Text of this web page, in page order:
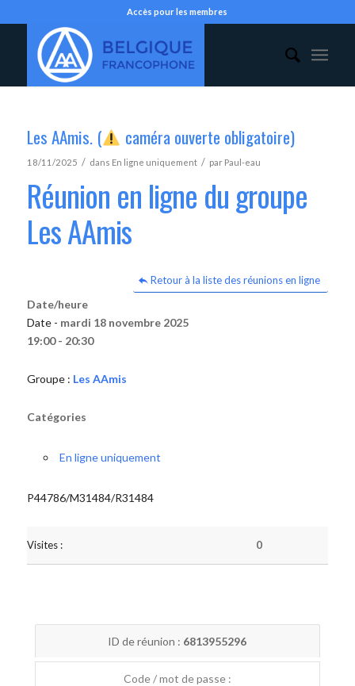
Accès pour les membres
Les AAmis. ( caméra ouverte obligatoire)
18/11/2025 / dans En ligne uniquement / par Paul-eau
Réunion en ligne du groupe
Les AAmis
Retour à la liste des réunions en ligne
Date/heure
Date - mardi 18 novembre 2025
19:00 - 20:30
Groupe : Les AAmis
Catégories
En ligne uniquement
P44786/M31484/R31484
Visites : 0
ID de réunion : 6813955296
Code / mot de passe :